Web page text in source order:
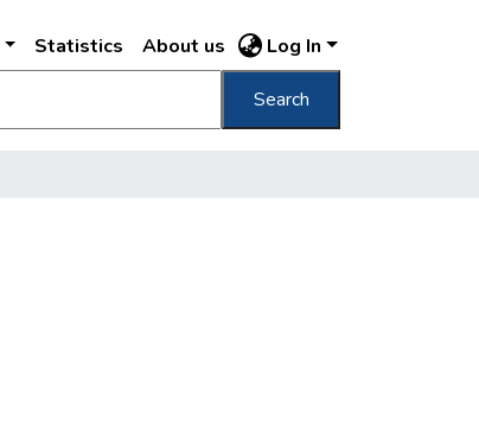
Statistics About us Log In
Search